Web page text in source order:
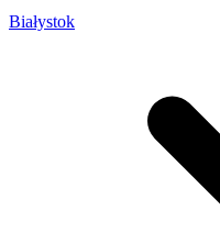
Białystok